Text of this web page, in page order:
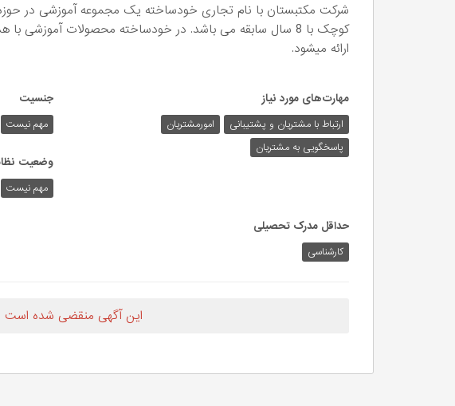
شرکت مکتبستان با نام تجاری خودساخته یک مجموعه آموزشی در
کوچک با 8 سال سابقه می باشد. در خودساخته محصولات
ارائه میشود.
مهارت‌های مورد نیاز
ارتباط با مشتریان و پشتیبانی
امورمشتریان
پاسخگویی به مشتریان
جنسیت
مهم نیست
وضعیت
مهم‌ نیست
حداقل مدرک تحصیلی
کارشناسی
این آگهی منقضی شده است